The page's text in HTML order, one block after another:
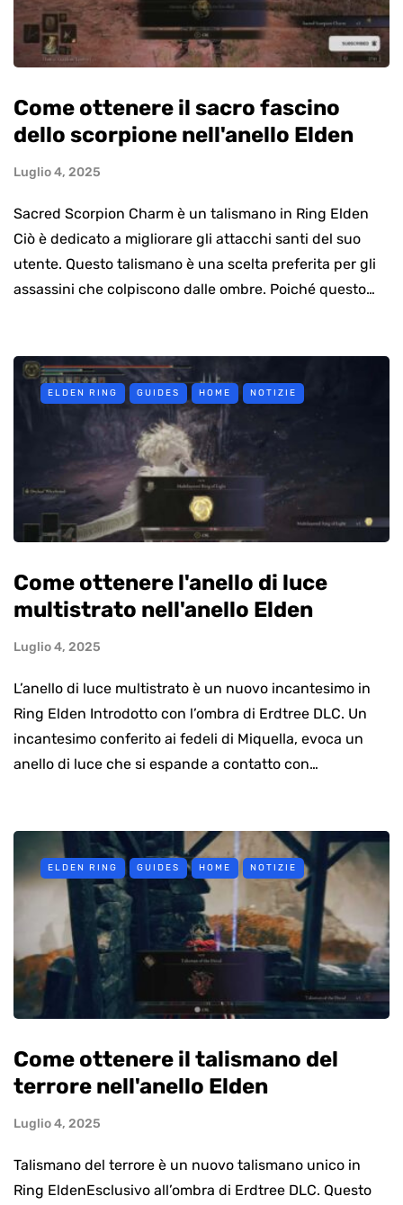
Come ottenere il sacro fascino
dello scorpione nell'anello Elden
Luglio 4, 2025
Sacred Scorpion Charm è un talismano in Ring Elden
Ciò è dedicato a migliorare gli attacchi santi del suo
utente. Questo talismano è una scelta preferita per gli
assassini che colpiscono dalle ombre. Poiché questo…
ELDEN RING GUIDES HOME NOTIZIE
Come ottenere l'anello di luce
multistrato nell'anello Elden
Luglio 4, 2025
L’anello di luce multistrato è un nuovo incantesimo in
Ring Elden Introdotto con l’ombra di Erdtree DLC. Un
incantesimo conferito ai fedeli di Miquella, evoca un
anello di luce che si espande a contatto con…
ELDEN RING GUIDES HOME NOTIZIE
Come ottenere il talismano del
terrore nell'anello Elden
Luglio 4, 2025
Talismano del terrore è un nuovo talismano unico in
Ring EldenEsclusivo all’ombra di Erdtree DLC. Questo